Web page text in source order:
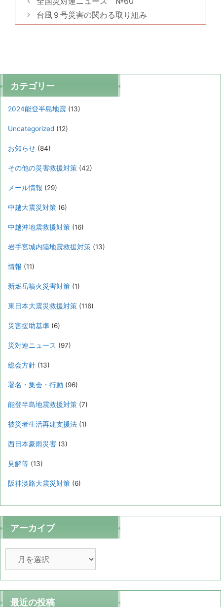
ゴ
リ
台風９号災害の関わる取り組み
カテゴリー
2024能登半島地震 (13)
Uncategorized (12)
お知らせ (84)
その他の災害救援対策 (42)
メール情報 (29)
中越大震災対策 (6)
中越沖地震救援対策 (16)
岩手宮城内陸地震救援対策 (13)
情報 (11)
新燃岳噴火災害対策 (1)
東日本大震災救援対策 (116)
災害援助基準 (6)
災対連ニュース (97)
総会方針 (13)
署名・集会・行動 (96)
能登半島地震救援対策 (7)
被災者生活再建支援法 (1)
西日本豪雨災害 (3)
見解等 (13)
阪神淡路大震災対策 (6)
アーカイブ
カ
イ
ブ
最近の投稿